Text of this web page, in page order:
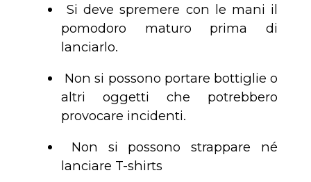
Si deve spremere con le mani il
pomodoro maturo prima di
lanciarlo.
Non si possono portare bottiglie o
altri oggetti che potrebbero
provocare incidenti.
Non si possono strappare né
lanciare T-shirts